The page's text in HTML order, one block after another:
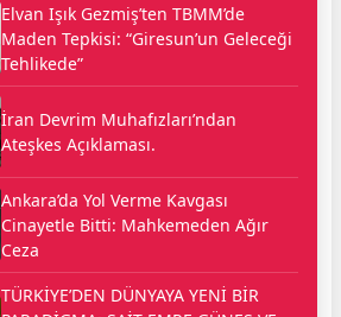
Elvan Işık Gezmiş’ten TBMM’de
Maden Tepkisi: “Giresun’un Geleceği
Tehlikede”
İran Devrim Muhafızları’ndan
Ateşkes Açıklaması.
Ankara’da Yol Verme Kavgası
Cinayetle Bitti: Mahkemeden Ağır
Ceza
TÜRKİYE’DEN DÜNYAYA YENİ BİR